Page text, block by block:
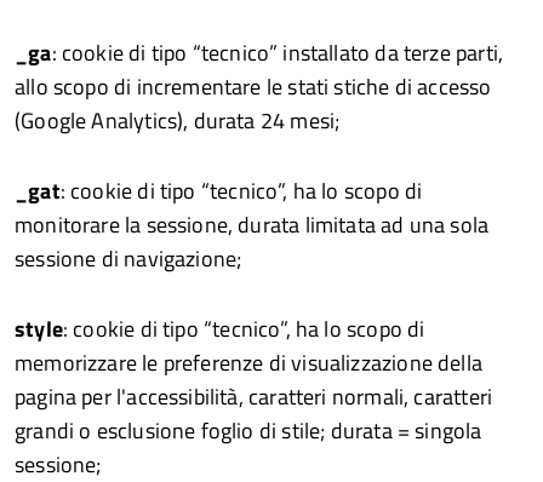
_ga: cookie di tipo “tecnico” installato da terze parti,
allo scopo di incrementare le stati stiche di accesso
(Google Analytics), durata 24 mesi;
_gat: cookie di tipo “tecnico”, ha lo scopo di
monitorare la sessione, durata limitata ad una sola
sessione di navigazione;
style: cookie di tipo “tecnico”, ha lo scopo di
memorizzare le preferenze di visualizzazione della
pagina per l'accessibilità, caratteri normali, caratteri
grandi o esclusione foglio di stile; durata = singola
sessione;